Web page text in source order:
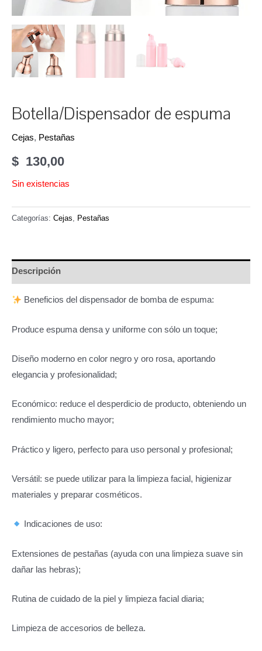
Botella/Dispensador de espuma
Cejas, Pestañas
$ 130,00
Sin existencias
Categorías: Cejas Pestañas
Descripción
Beneficios del dispensador de bomba de espuma:
Produce espuma densa y uniforme con sólo un toque;
Diseño moderno en color negro y oro rosa, aportando
elegancia y profesionalidad;
Económico: reduce el desperdicio de producto, obteniendo un
rendimiento mucho mayor;
Práctico y ligero, perfecto para uso personal y profesional;
Versátil: se puede utilizar para la limpieza facial, higienizar
materiales y preparar cosméticos.
Indicaciones de uso:
Extensiones de pestañas (ayuda con una limpieza suave sin
dañar las hebras);
Rutina de cuidado de la piel y limpieza facial diaria;
Limpieza de accesorios de belleza.